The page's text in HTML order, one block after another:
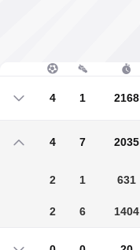
2168
1
4
2035
7
4
631
1
2
1404
6
2